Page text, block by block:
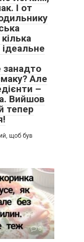
І от
занадто
Але
–
Вийшов
тепер
щоб був
0